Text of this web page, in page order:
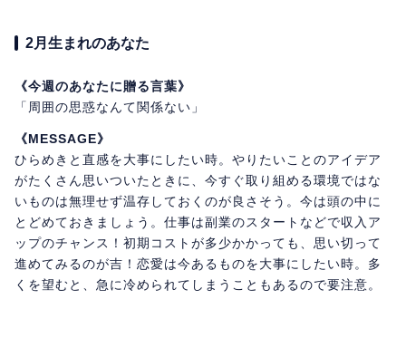
2月生まれのあなた
《今週のあなたに贈る言葉》
「周囲の思惑なんて関係ない」
《MESSAGE》
ひらめきと直感を大事にしたい時。やりたいことのアイデア
がたくさん思いついたときに、今すぐ取り組める環境ではな
いものは無理せず温存しておくのが良さそう。今は頭の中に
とどめておきましょう。仕事は副業のスタートなどで収入ア
ップのチャンス！初期コストが多少かかっても、思い切って
進めてみるのが吉！恋愛は今あるものを大事にしたい時。多
くを望むと、急に冷められてしまうこともあるので要注意。